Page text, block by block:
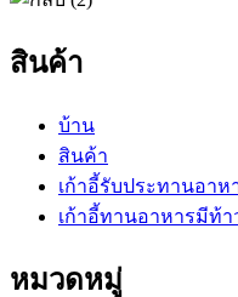
สินค้า
บ้าน
สินค้า
เก้าอี้รับประทานอาห
เก้าอี้ทานอาหารมีท้
หมวดหมู่